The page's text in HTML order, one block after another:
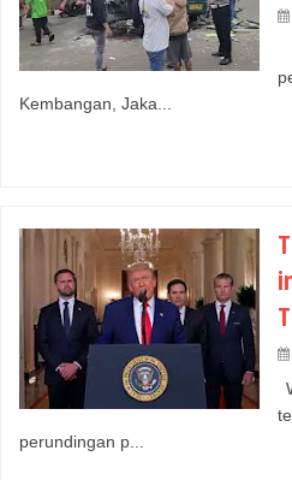
Kembangan, Jaka...
perundingan p...